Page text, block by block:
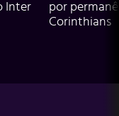
Inter
por
Corinthians